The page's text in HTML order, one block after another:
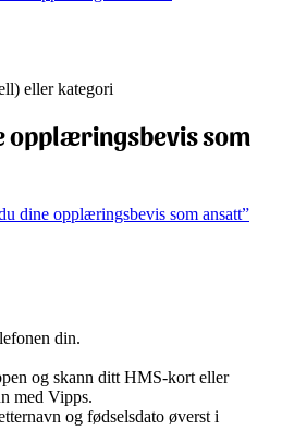
eller kategori
opplæringsbevis som
dine opplæringsbevis som ansatt”
din.
og skann ditt HMS-kort eller
med Vipps.
og fødselsdato øverst i